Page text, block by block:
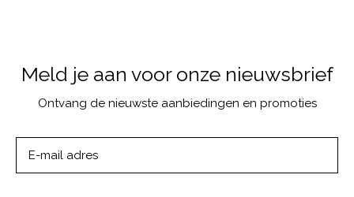
Meld je aan voor onze nieuwsbrief
Ontvang de nieuwste aanbiedingen en promoties